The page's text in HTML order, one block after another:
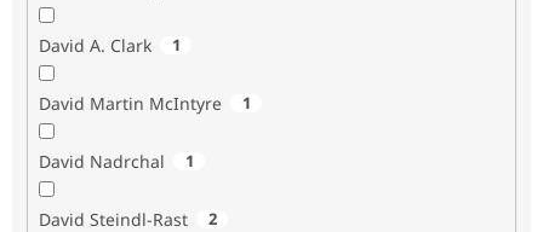
David A. Clark 1
David Martin McIntyre 1
David Nadrchal 1
David Steindl-Rast 2